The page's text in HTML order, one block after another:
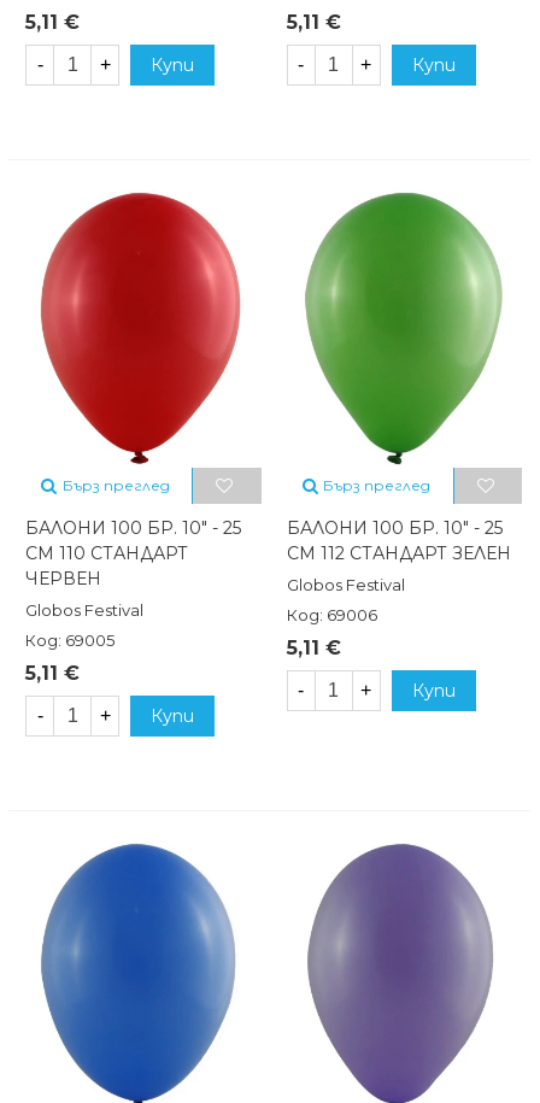
5,11 €
- + Купи
5,11 €
- + Купи
Бърз преглед
БАЛОНИ 100 БР. 10" - 25
СМ 110 СТАНДАРТ
ЧЕРВЕН
Globos Festival
Код: 69005
5,11 €
- + Купи
Бърз преглед
БАЛОНИ 100 БР. 10" - 25
СМ 112 СТАНДАРТ ЗЕЛЕН
Globos Festival
Код: 69006
5,11 €
- + Купи